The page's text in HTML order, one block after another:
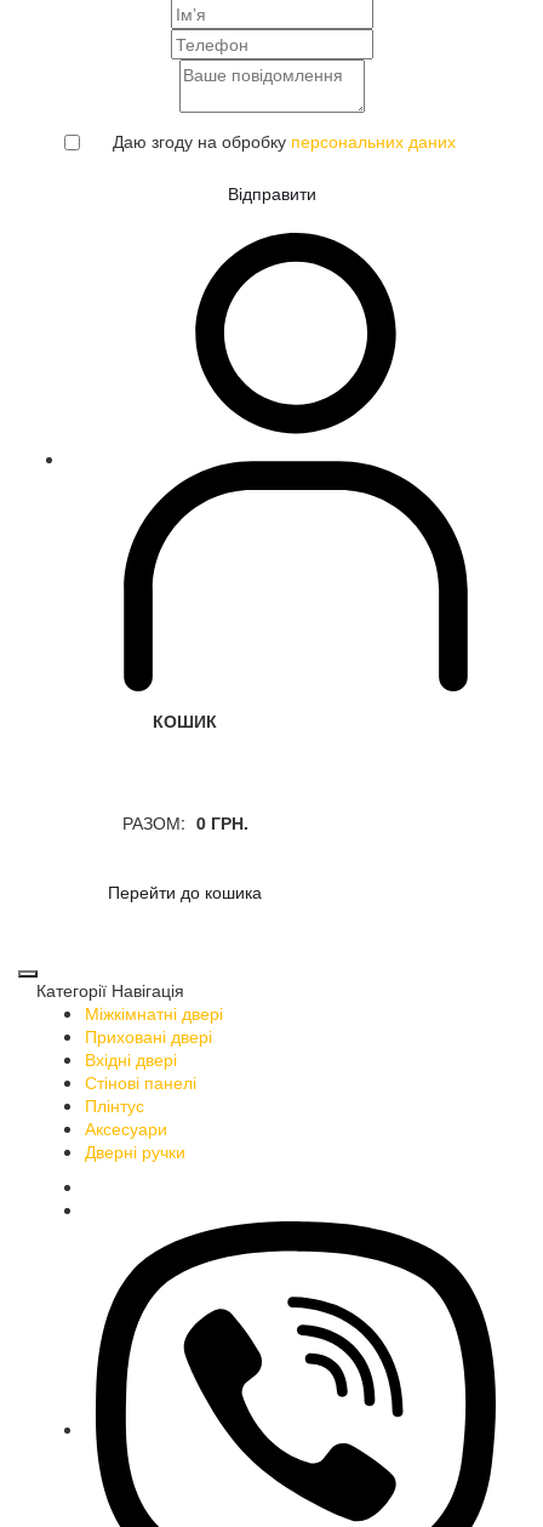
Даю згоду на обробку персональних даних
Відправити
КОШИК
РАЗОМ: 0 ГРН.
Перейти до кошика
Категорії Навігація
Міжкімнатні двері
Приховані двері
Вхідні двері
Стінові панелі
Плінтус
Аксесуари
Дверні ручки